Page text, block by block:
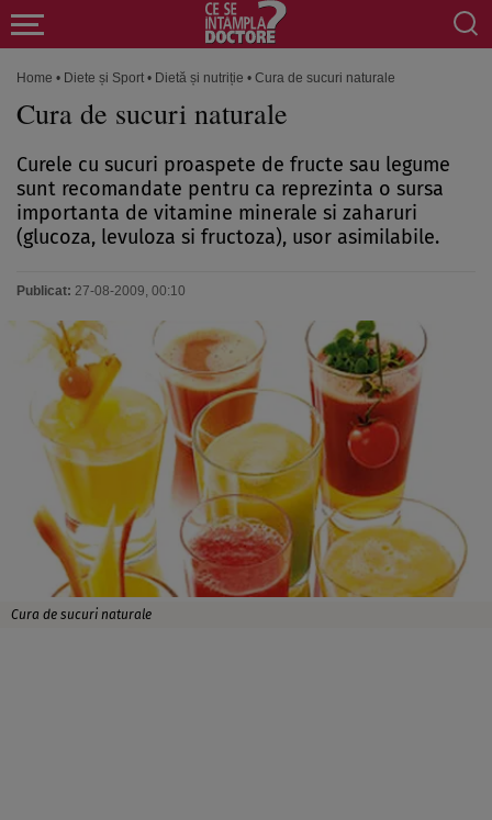
Home • Diete și Sport • Dietă și nutriție • Cura de sucuri naturale
Cura de sucuri naturale
Curele cu sucuri proaspete de fructe sau legume
sunt recomandate pentru ca reprezinta o sursa
importanta de vitamine minerale si zaharuri
(glucoza, levuloza si fructoza), usor asimilabile.
Publicat: 27-08-2009, 00:10
Cura de sucuri naturale